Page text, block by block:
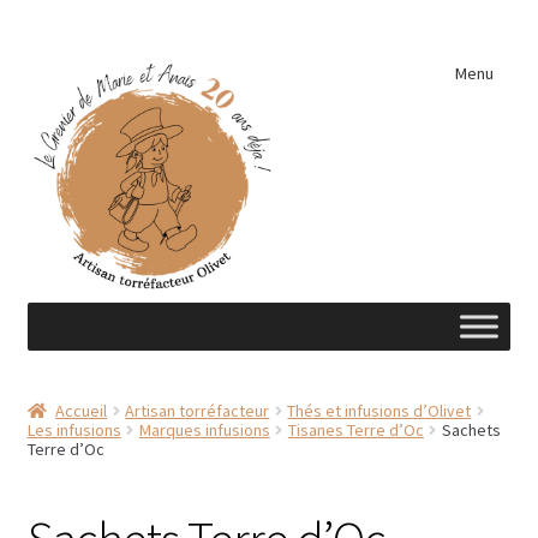
navigation
contenu
Menu
A découvrir …
Accueil Artisan torréfacteur
Thés et infusions d’Olivet
Les infusions
Marques infusions Tisanes Terre d’Oc
Sachets
Terre d’Oc